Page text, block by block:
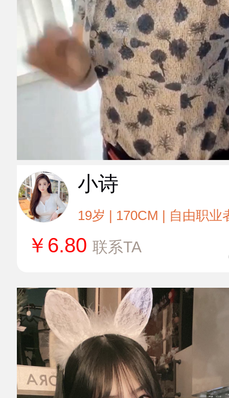
小诗
19岁 | 170CM | 自由职业
￥ 6.80 联系TA